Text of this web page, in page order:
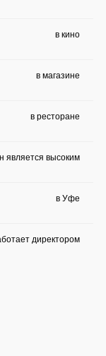
в кино
в магазине
в ресторане
является высоким
в Уфе
директором